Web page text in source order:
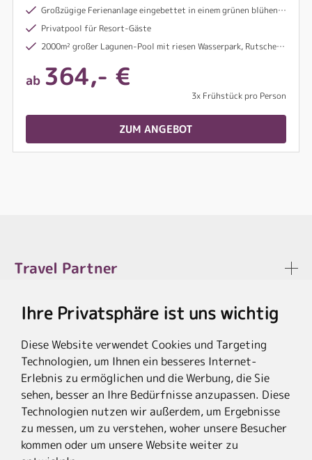
Ihre Privatsphäre ist uns wichtig
Diese Website verwendet Cookies und Targeting
Technologien, um Ihnen ein besseres Internet-
Erlebnis zu ermöglichen und die Werbung, die Sie
sehen, besser an Ihre Bedürfnisse anzupassen. Diese
Technologien nutzen wir außerdem, um Ergebnisse
zu messen, um zu verstehen, woher unsere Besucher
kommen oder um unsere Website weiter zu
Großzügige Ferienanlage eingebettet in einem grünen blühenden Garten
Privatpool für Resort-Gäste
2000m² großer Lagunen-Pool mit riesen Wasserpark, Rutschen und Wasserspiele mit direkt angrenzender Liegewiese
ab 364,- €
3x Frühstück pro Person
ZUM ANGEBOT
Travel Partner
Rechtliches
* Die Ersparnis bezieht sich auf die aktuellen Listenpreise der Hotels, bei
Paketangeboten auf die Summe der Preise der Einzelleistungen.
**Streichpreise beziehen sich auf die ursprünglichen Preise des Reiseveranstalters.